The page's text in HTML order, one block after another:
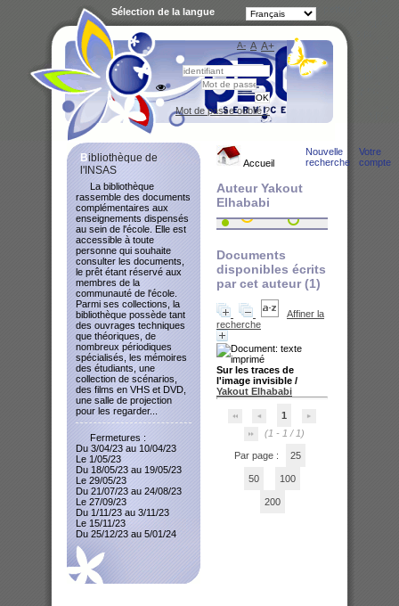
Accueil
Nouvelle
recherche
Votre
compte
Auteur Yakout
Elhababi
Documents
disponibles écrits
par cet auteur (1)
Affiner la
recherche
Sur les traces de
l'image invisible /
Yakout Elhababi
1
(1 - 1 / 1)
Par page : 25
50 100
200
Bibliothèque de
l'INSAS
La bibliothèque
rassemble des documents
complémentaires aux
enseignements dispensés
au sein de l'école. Elle est
accessible à toute
personne qui souhaite
consulter les documents,
le prêt étant réservé aux
membres de la
communauté de l'école.
Parmi ses collections, la
bibliothèque possède tant
des ouvrages techniques
que théoriques, de
nombreux périodiques
spécialisés, les mémoires
des étudiants, une
collection de scénarios,
des films en VHS et DVD,
une salle de projection
pour les regarder...
Fermetures :
Du 3/04/23 au 10/04/23
Le 1/05/23
Du 18/05/23 au 19/05/23
Le 29/05/23
Du 21/07/23 au 24/08/23
Le 27/09/23
Du 1/11/23 au 3/11/23
Le 15/11/23
Du 25/12/23 au 5/01/24
A- A A+
Sélection de la langue
Mot de passe oublié ?